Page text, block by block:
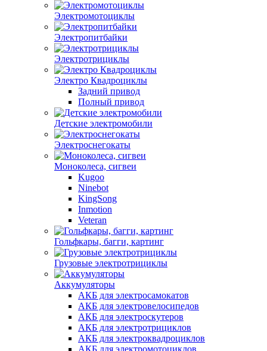
Электромотоциклы
Электропитбайки
Электротрициклы
Электро Квадроциклы
Задний привод
Полный привод
Детские электромобили
Электроснегокаты
Моноколеса, сигвеи
Kugoo
Ninebot
KingSong
Inmotion
Veteran
Гольфкары, багги, картинг
Грузовые электротрициклы
Аккумуляторы
АКБ для электросамокатов
АКБ для электровелосипедов
АКБ для электроскутеров
АКБ для электротрициклов
АКБ для электроквадроциклов
АКБ для электромотоциклов